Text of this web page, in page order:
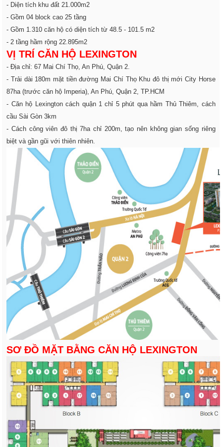
- Diện tích khu đất 21.000m2
- Gồm 04 block cao 25 tầng
- Gồm 1.310 căn hộ có diện tích từ 48.5 - 101.5 m2
- 2 tầng hầm rộng 22.895m2
VỊ TRÍ CĂN HỘ LEXINGTON
- Địa chỉ: 67 Mai Chí Thọ, An Phú, Quận 2.
- Trải dài 180m mặt tiền đường Mai Chí Thọ Khu đô thị mới City Horse
87ha (trước căn hộ Imperia), An Phú, Quận 2, TP.HCM
- Căn hộ Lexington cách quận 1 chỉ 5 phút qua hầm Thủ Thiêm, cách
cầu Sài Gòn 3km
- Cách công viên đô thị 7ha chỉ 200m, tạo nên không gian sống riêng
biệt và gần gũi với thiên nhiên.
SƠ ĐỒ MẶT BẰNG CĂN HỘ LEXINGTON